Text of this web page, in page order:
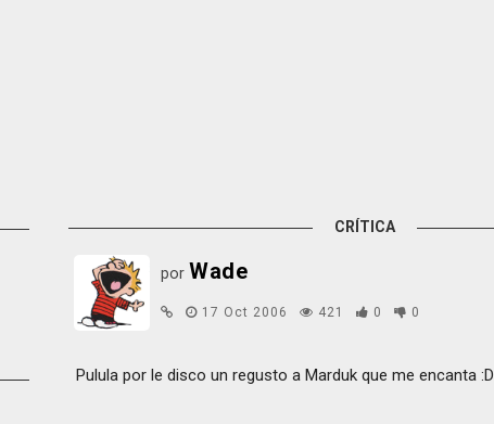
CRÍTICA
por Wade
17 Oct 2006 421 0 0
Pulula por le disco un regusto a Marduk que me encanta :D